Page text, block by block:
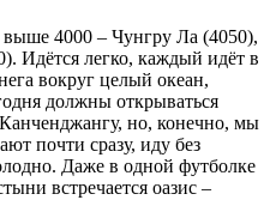
выше 4000 – Чунгру Ла (4050),
Идётся легко, каждый идёт в
вокруг целый океан,
должны открываться
но, конечно, мы
почти сразу, иду без
Даже в одной футболке
встречается оазис –